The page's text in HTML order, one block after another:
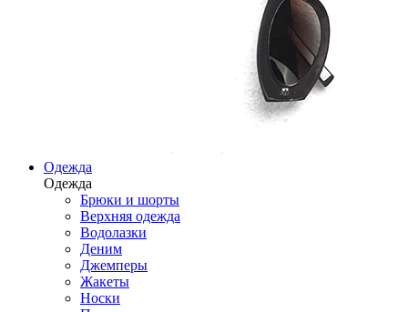
Одежда
Одежда
Брюки и шорты
Верхняя одежда
Водолазки
Деним
Джемперы
Жакеты
Носки